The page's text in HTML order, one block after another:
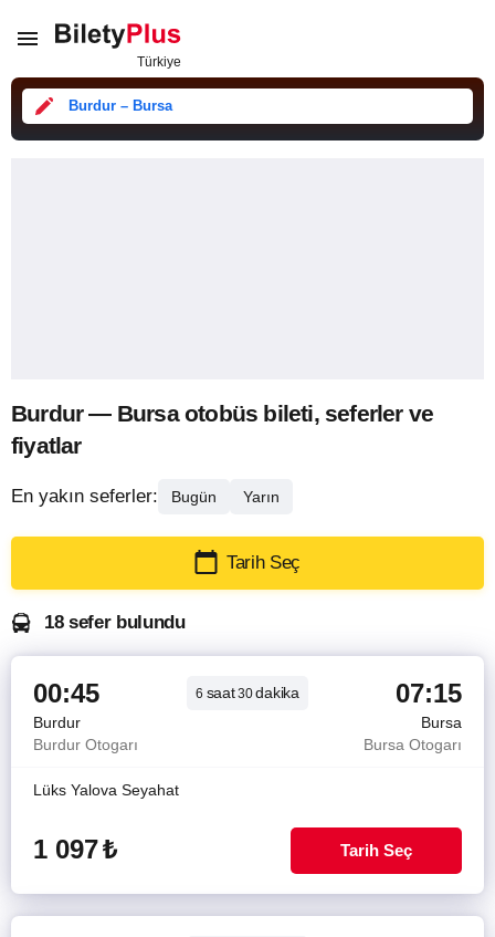
Burdur – Bursa
Burdur — Bursa otobüs bileti, seferler ve
fiyatlar
En yakın seferler: Bugün Yarın
Tarih Seç
18 sefer bulundu
00:45 6 saat30dakika 07:15
Burdur
Bursa
Burdur Otogarı
Bursa Otogarı
Lüks Yalova Seyahat
1 097₺ Tarih Seç